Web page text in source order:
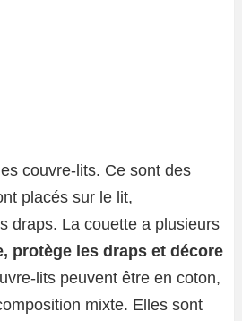
couvre-lits. Ce sont des
placés sur le lit,
draps. La couette a plusieurs
protège les draps et décore
lits peuvent être en coton,
mixte. Elles sont